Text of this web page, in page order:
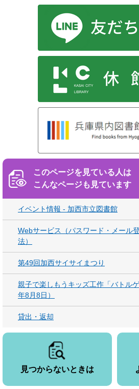
このページを見ている人は
こんなページも見ています
イベント情報 - 加西市立図書館
Webサービス（パスワード・メール
法）
第49回加西サイサイまつり
親子で楽しもうキッズ工作「バトル
年8月8日）
貸出・返却
見つからないときは